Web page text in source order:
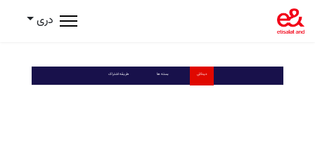
دری
دیدکلی بسته ها طریقه اشتراک